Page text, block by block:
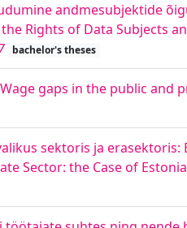
andmesubjektide
Rights of Data Subjects
bachelor's theses
gaps in the public and
sektoris ja
Sector: the Case of Estonia